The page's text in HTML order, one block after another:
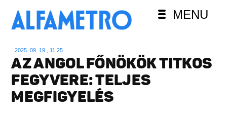
MENU
2025. 09. 19., 11:25
AZ ANGOL FŐNÖKÖK TITKOS
FEGYVERE: TELJES
MEGFIGYELÉS